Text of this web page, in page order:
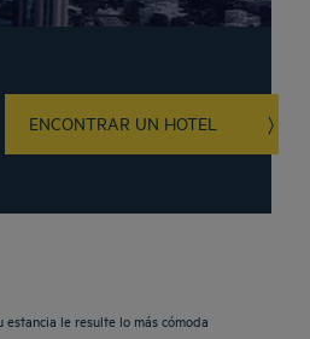
ENCONTRAR UN HOTEL
le resulte lo más cómoda